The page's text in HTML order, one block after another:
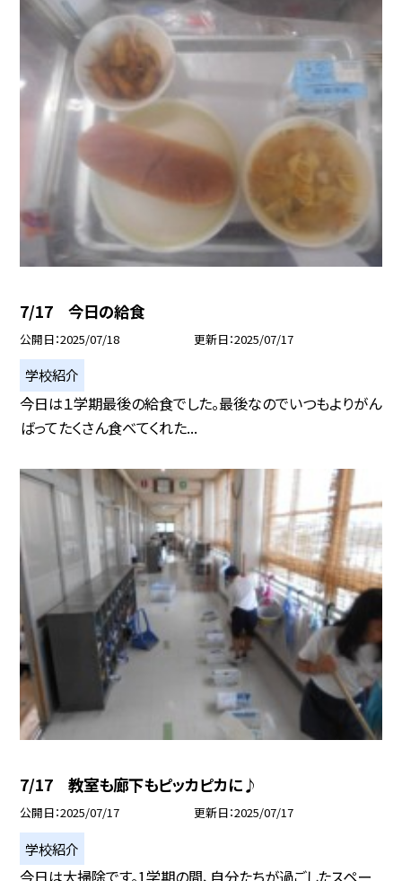
7/17 今日の給食
公開日 2025/07/18 更新日 2025/07/17
学校紹介
今日は１学期最後の給食でした。最後なのでいつもよりがん
ばってたくさん食べてくれた...
7/17 教室も廊下もピッカピカに♪
公開日 2025/07/17 更新日 2025/07/17
学校紹介